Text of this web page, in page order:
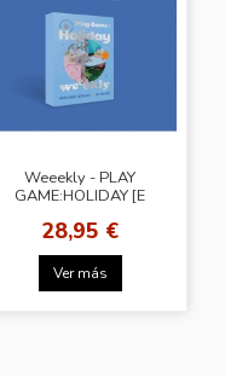
Weeekly - PLAY
GAME:HOLIDAY [E
28,95 €
Ver más